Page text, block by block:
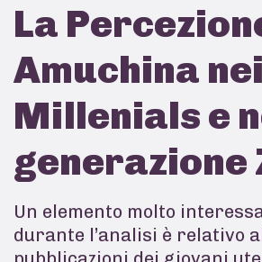
La
Amuchina nei
Millenials e
generazione
Un elemento molto
durante l’analisi è relativo